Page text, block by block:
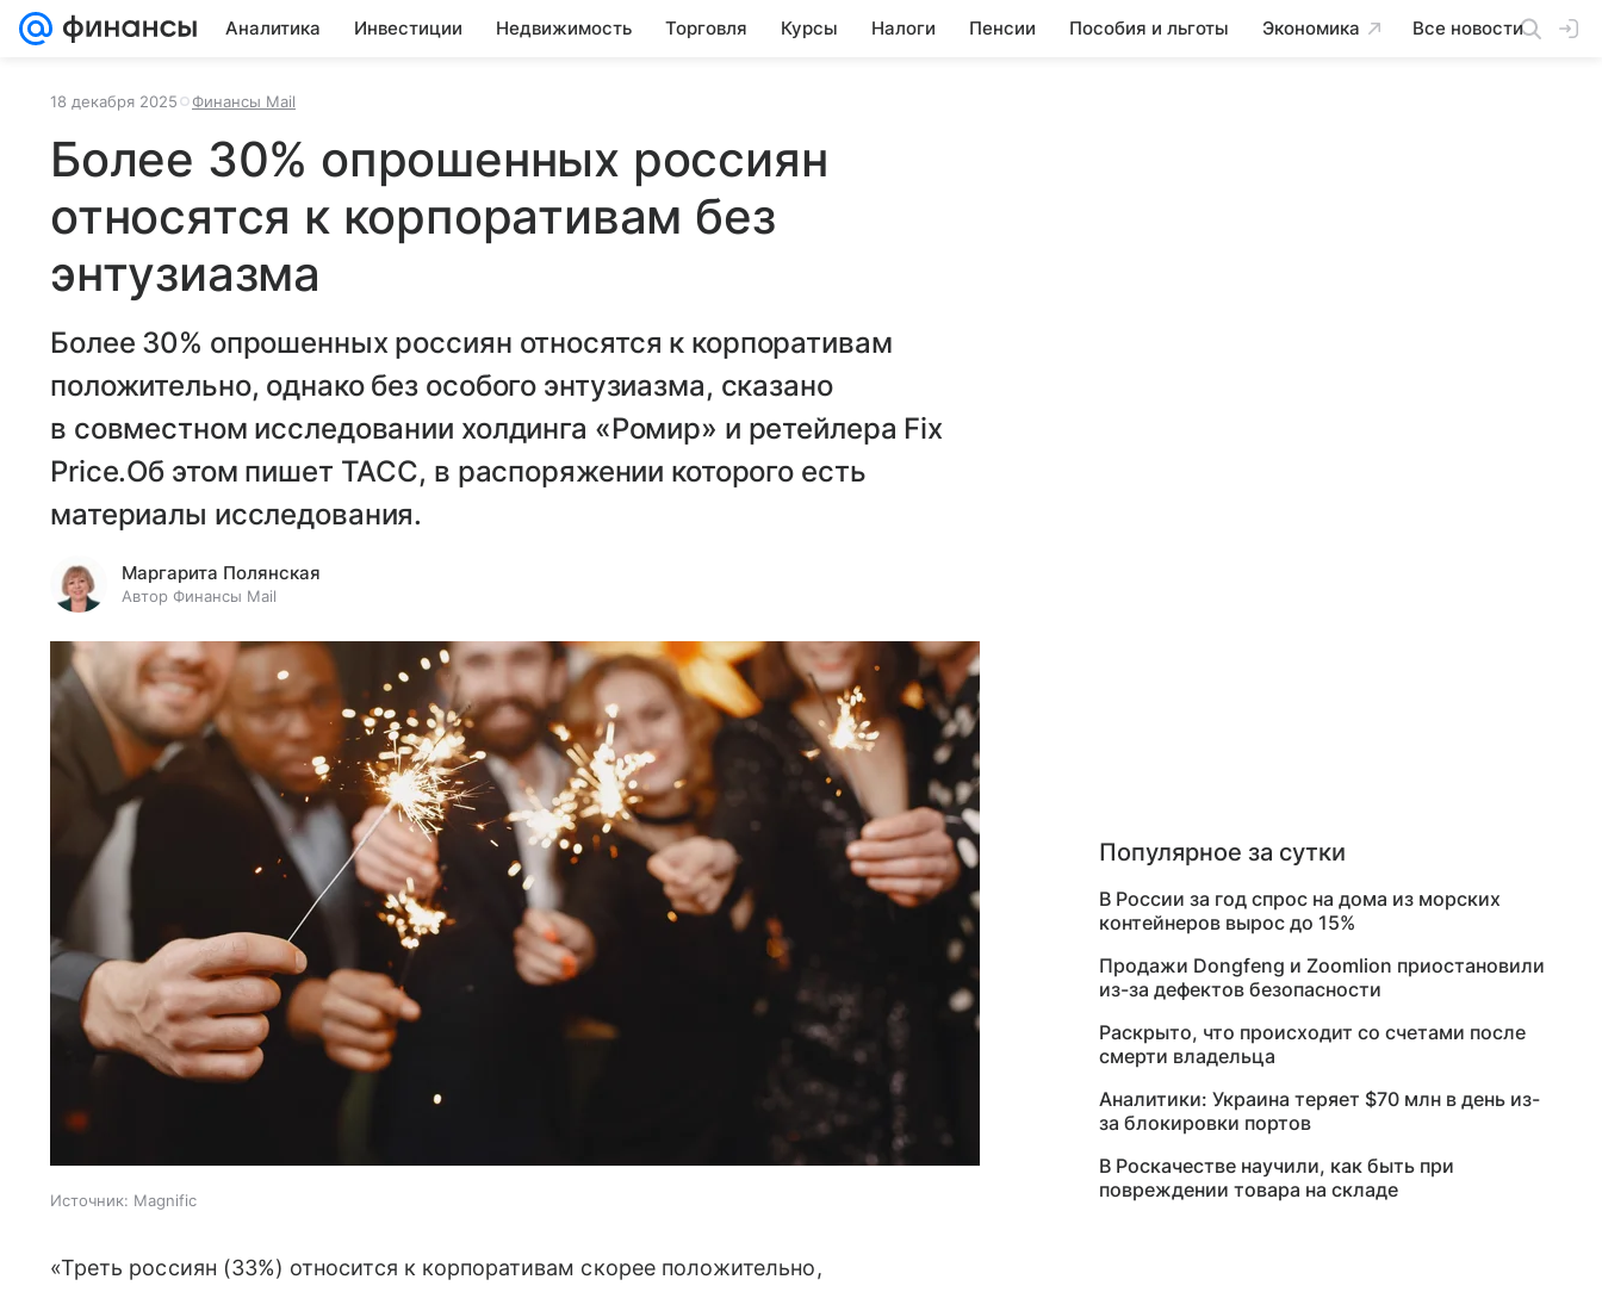
Аналитика Инвестиции Недвижимость Торговля Курсы Налоги Пенсии Пособия и льготы Экономика Все новости
18 декабря 2025 Финансы Mail
Более 30% опрошенных россиян
относятся к корпоративам без
энтузиазма
Более 30% опрошенных россиян относятся к корпоративам
положительно, однако без особого энтузиазма, сказано
в совместном исследовании холдинга «Ромир» и ретейлера Fix
Price.Об этом пишет ТАСС, в распоряжении которого есть
материалы исследования.
Маргарита Полянская
Автор Финансы Mail
Источник: Magnific
«Треть россиян (33%) относится к корпоративам скорее положительно,
Популярное за сутки
В России за год спрос на дома из морских
контейнеров вырос до 15%
Продажи Dongfeng и Zoomlion приостановили
из-за дефектов безопасности
Раскрыто, что происходит со счетами после
смерти владельца
Аналитики: Украина теряет $70 млн в день из-
за блокировки портов
В Роскачестве научили, как быть при
повреждении товара на складе